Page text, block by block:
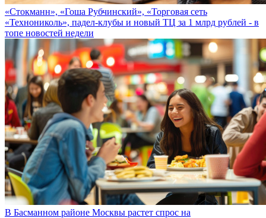
«Стокманн», «Гоша Рубчинский», «Торговая сеть
«Технониколь», падел-клубы и новый ТЦ за 1 млрд рублей - в
топе новостей недели
В Басманном районе Москвы растет спрос на